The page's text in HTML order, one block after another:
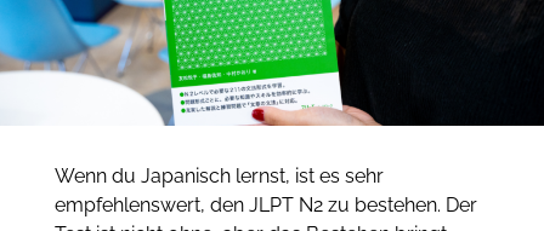
Wenn du Japanisch lernst, ist es sehr
empfehlenswert, den JLPT N2 zu bestehen. Der